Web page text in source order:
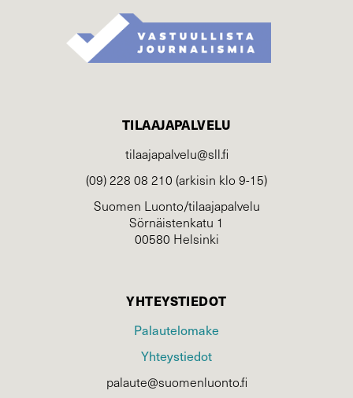
TILAAJAPALVELU
tilaajapalvelu@sll.fi
(09) 228 08 210 (arkisin klo 9-15)
Suomen Luonto/tilaajapalvelu
Sörnäistenkatu 1
00580 Helsinki
YHTEYSTIEDOT
Palautelomake
Yhteystiedot
palaute@suomenluonto.fi